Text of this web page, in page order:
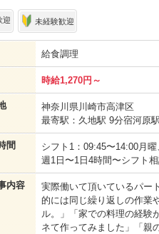
迎 未経験歓迎
給食調理
時給1,270円～
神奈川県川崎市高津区
最寄駅：久地駅 9分宿河原
間
シフト1：09:45〜14:00月
週1日〜1日4時間〜シフト
内容
実際働いて頂いているパー
的には同じ繰り返しの作業
ル。」「家での料理の経験
ネて作ってみました」「親